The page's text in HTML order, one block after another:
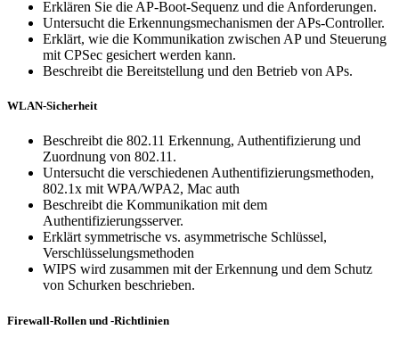
Erklären Sie die AP-Boot-Sequenz und die Anforderungen.
Untersucht die Erkennungsmechanismen der APs-Controller.
Erklärt, wie die Kommunikation zwischen AP und Steuerung
mit CPSec gesichert werden kann.
Beschreibt die Bereitstellung und den Betrieb von APs.
WLAN-Sicherheit
Beschreibt die 802.11 Erkennung, Authentifizierung und
Zuordnung von 802.11.
Untersucht die verschiedenen Authentifizierungsmethoden,
802.1x mit WPA/WPA2, Mac auth
Beschreibt die Kommunikation mit dem
Authentifizierungsserver.
Erklärt symmetrische vs. asymmetrische Schlüssel,
Verschlüsselungsmethoden
WIPS wird zusammen mit der Erkennung und dem Schutz
von Schurken beschrieben.
Firewall-Rollen und -Richtlinien